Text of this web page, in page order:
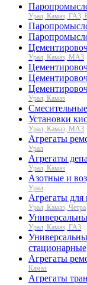
Урал, Камаз, ГАЗ,
Урал, Камаз, МАЗ
Урал, Камаз
Установки
Урал, Камаз, МАЗ
Агрегаты
Урал
Агрегаты
Урал, Камаз
Азотные и
Урал
Агрегаты
Урал, Камаз, Четра
Урал, Камаз, ГАЗ
стационарные
Агрегаты
Камаз
Агрегаты